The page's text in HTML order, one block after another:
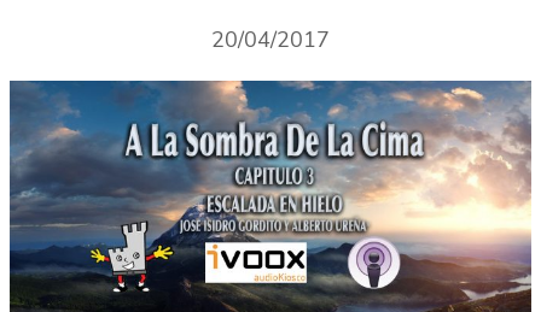
20/04/2017